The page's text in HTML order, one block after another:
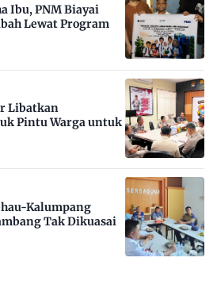
Ibu, PNM Biayai
Lewat Program
Libatkan
Pintu Warga untuk
Kalumpang
Tak Dikuasai